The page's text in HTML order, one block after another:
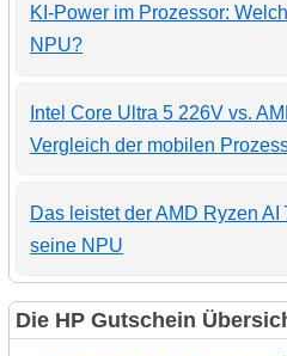
KI-Power im Prozessor:
NPU?
Intel Core Ultra 5 226V vs.
Vergleich der mobilen
Das leistet der AMD Ryzen AI
seine NPU
Die HP Gutschein